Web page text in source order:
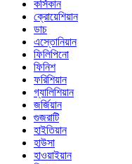
কর্সিকান
ক্রোয়েশিয়ান
ডাচ
এস্তোনিয়ান
ফিলিপিনো
ফিনিশ
ফরিশিয়ান
গ্যালিশিয়ান
জর্জিয়ান
গুজরাটি
হাইতিয়ান
হাউসা
হাওয়াইয়ান